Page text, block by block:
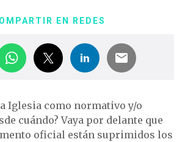
EN REDES
Iglesia como normativo y/o
cuándo? Vaya por delante que
oficial están suprimidos los